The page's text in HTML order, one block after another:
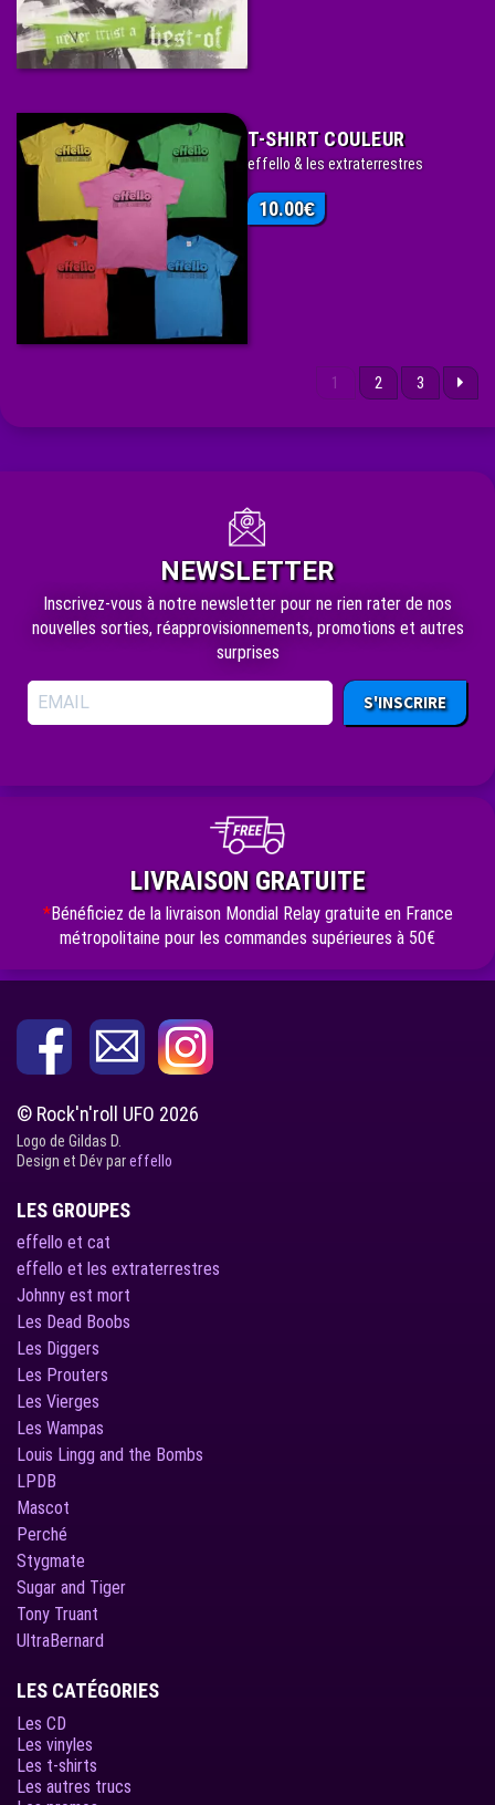
T-SHIRT COULEUR
effello & les extraterrestres
10.00€
1 2 3
NEWSLETTER
Inscrivez-vous à notre newsletter pour ne rien rater de nos
nouvelles sorties, réapprovisionnements, promotions et autres
surprises
S'INSCRIRE
LIVRAISON GRATUITE
*Bénéficiez de la livraison Mondial Relay gratuite en France
métropolitaine pour les commandes supérieures à 50€
© Rock'n'roll UFO 2026
Logo de Gildas D.
Design et Dév pareffello
LES GROUPES
effello et cat
effello et les extraterrestres
Johnny est mort
Les Dead Boobs
Les Diggers
Les Prouters
Les Vierges
Les Wampas
Louis Lingg and the Bombs
LPDB
Mascot
Perché
Stygmate
Sugar and Tiger
Tony Truant
UltraBernard
LES CATÉGORIES
Les CD
Les vinyles
Les t-shirts
Les autres trucs